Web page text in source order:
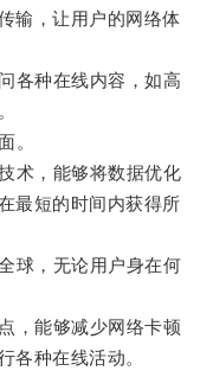
输，让用户的网络体
种在线内容，如高
。
，能够将数据优化
最短的时间内获得所
，无论用户身在何
能够减少网络卡顿
各种在线活动。